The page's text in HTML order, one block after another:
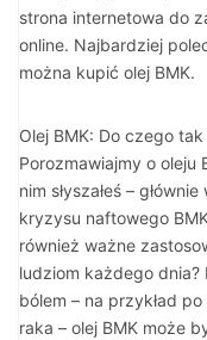
strona internetowa do
online. Najbardziej
można kupić olej BMK.
Olej BMK: Do czego
Porozmawiajmy o oleju
nim słyszałeś –
kryzysu naftowego
również ważne
ludziom każdego dnia?
bólem – na przykład
raka – olej BMK może